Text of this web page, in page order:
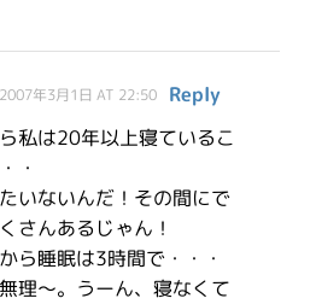
2007年3月1日 AT 22:50
Reply
私は20年以上寝ているこ
・
いないんだ！その間にで
さんあるじゃん！
ら睡眠は3時間で・・・
理～。うーん、寝なくて